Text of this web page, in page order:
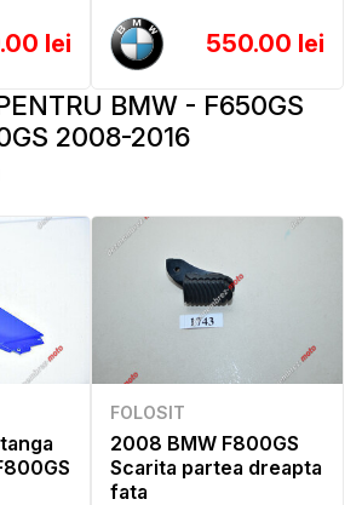
lei 550.00 lei
BMW - F650GS
2008-2016
FOLOSIT
2008 BMW F800GS
Scarita partea dreapta
fata